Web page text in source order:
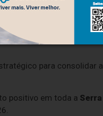
de
para consolidar a
positivo em toda a Serra